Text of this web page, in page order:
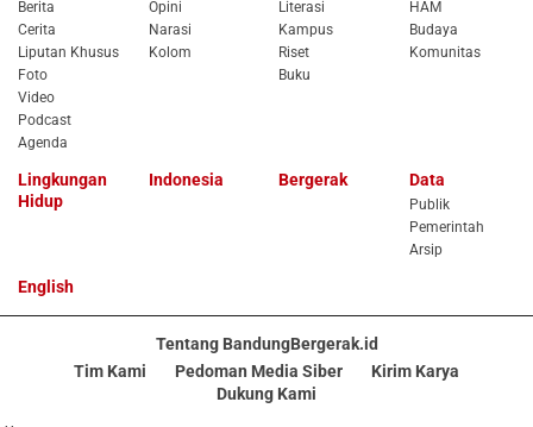
Berita
Cerita
Liputan Khusus
Foto
Video
Podcast
Agenda
Opini
Narasi
Kolom
Literasi
Kampus
Riset
Buku
HAM
Budaya
Komunitas
Lingkungan
Hidup
Indonesia Bergerak Data
Publik
Pemerintah
Arsip
English
Tentang BandungBergerak.id
Tim Kami
Pedoman Media Siber
Kirim Karya
Dukung Kami